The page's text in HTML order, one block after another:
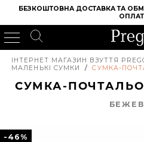
БЕЗКОШТОВНА ДОСТАВКА ТА
ІНТЕРНЕТ МАГАЗИН ВЗУТТЯ
МАЛЕНЬКІ СУМКИ
/ СУМКА-
СУМКА-
-46%